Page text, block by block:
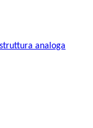
analoga